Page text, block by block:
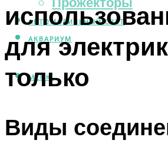
АВТОМОБИЛЬНЫЙ СВЕТ
АКВАРИУМ
МЕНЮ
для
только
Виды